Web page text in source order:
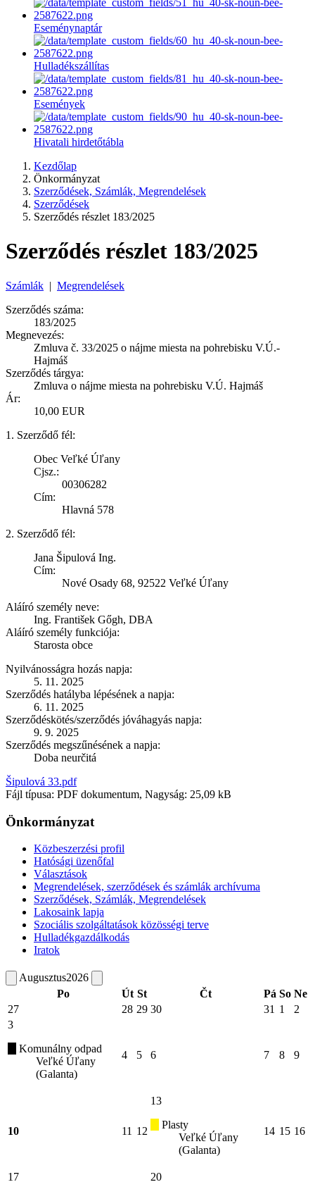
Eseménynaptár
Hulladékszállítas
Események
Hivatali hirdetőtábla
Kezdőlap
Önkormányzat
Szerződések, Számlák, Megrendelések
Szerződések
Szerződés részlet 183/2025
Szerződés részlet 183/2025
Számlák | Megrendelések
Szerződés száma:
183/2025
Megnevezés:
Zmluva č. 33/2025 o nájme miesta na pohrebisku V.Ú.-
Hajmáš
Szerződés tárgya:
Zmluva o nájme miesta na pohrebisku V.Ú. Hajmáš
Ár:
10,00 EUR
1. Szerződő fél:
Obec Veľké Úľany
Cjsz.:
00306282
Cím:
Hlavná 578
2. Szerződő fél:
Jana Šipulová Ing.
Cím:
Nové Osady 68, 92522 Veľké Úľany
Aláíró személy neve:
Ing. František Gőgh, DBA
Aláíró személy funkciója:
Starosta obce
Nyilvánosságra hozás napja:
5. 11. 2025
Szerződés hatályba lépésének a napja:
6. 11. 2025
Szerződéskötés/szerződés jóváhagyás napja:
9. 9. 2025
Szerződés megszűnésének a napja:
Doba neurčitá
Šipulová 33.pdf
Fájl típusa: PDF dokumentum, Nagyság: 25,09 kB
Önkormányzat
Közbeszerzési profil
Hatósági üzenőfal
Választások
Megrendelések, szerződések és számlák archívuma
Szerződések, Számlák, Megrendelések
Lakosaink lapja
Szociális szolgáltatások közösségi terve
Hulladékgazdálkodás
Iratok
Augusztus2026
Po
Út St Čt Pá So Ne
27
28 29 30 31 1
2
3
Komunálny odpad
Veľké Úľany
(Galanta)
4 5 6 7 8 9
10 11 12
13
Plasty
Veľké Úľany
(Galanta)
14 15 16
17
20